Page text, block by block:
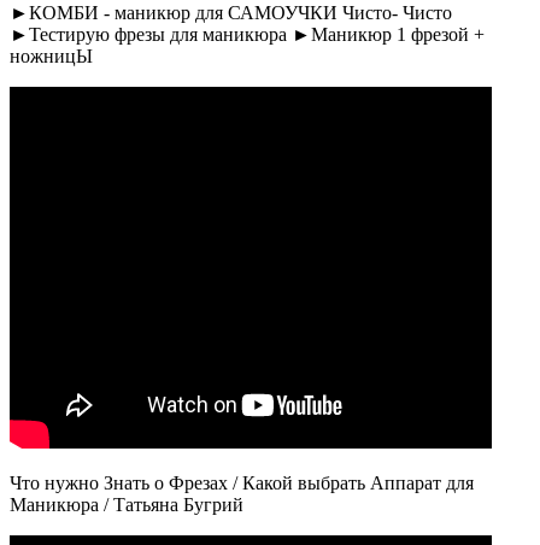
►КОМБИ - маникюр для САМОУЧКИ Чисто- Чисто
►Тестирую фрезы для маникюра ►Маникюр 1 фрезой +
ножницЫ
Что нужно Знать о Фрезах / Какой выбрать Аппарат для
Маникюра / Татьяна Бугрий